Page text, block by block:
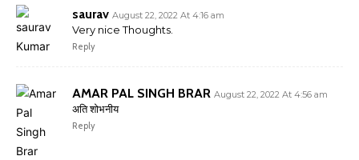
saurav August 22, 2022 At 4:16 am
Very nice Thoughts.
Reply
AMAR PAL SINGH BRAR August 22, 2022 At 4:56 am
अति शोभनीय
Reply